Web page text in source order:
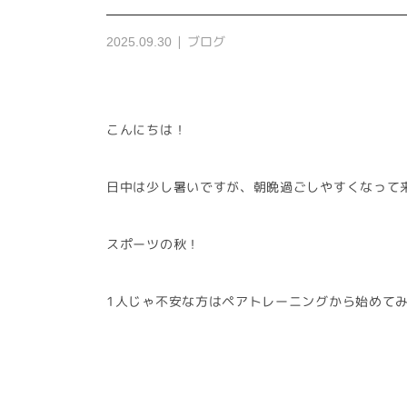
2025.09.30 ブログ
こんにちは！
日中は少し暑いですが、朝晩過ごしやすくなって
スポーツの秋！
1人じゃ不安な方はペアトレーニングから始めて